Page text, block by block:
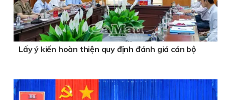
Lấy ý kiến hoàn thiện quy định đánh giá cán bộ